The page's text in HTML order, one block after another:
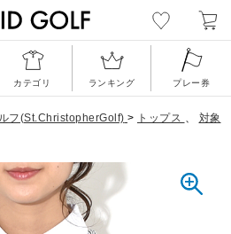
カテゴリ ランキング プレー券
フ(St.ChristopherGolf) > トップス 、 対象